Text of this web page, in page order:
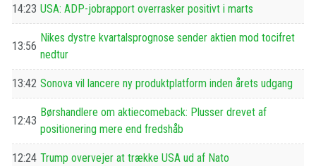
14:23 USA: ADP-jobrapport overrasker positivt i marts
13:56
Nikes dystre kvartalsprognose sender aktien mod tocifret
nedtur
13:42 Sonova vil lancere ny produktplatform inden årets udgang
12:43
Børshandlere om aktiecomeback: Plusser drevet af
positionering mere end fredshåb
12:24 Trump overvejer at trække USA ud af Nato